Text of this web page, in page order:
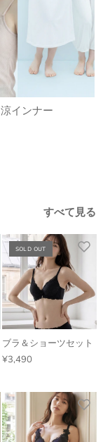
涼インナー
すべて見る
SOLD OUT
ブラ＆ショーツセット
¥3,490